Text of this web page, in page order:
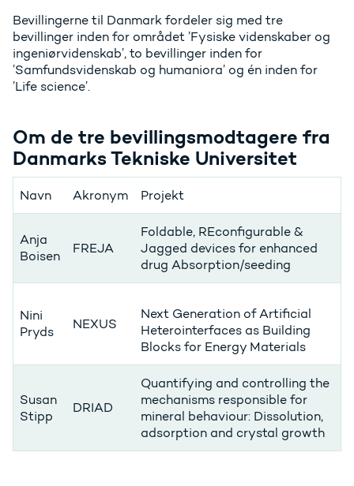
Bevillingerne til Danmark fordeler sig med tre
bevillinger inden for området ’Fysiske videnskaber og
ingeniørvidenskab’, to bevillinger inden for
’Samfundsvidenskab og humaniora’ og én inden for
’Life science’.
Om de tre bevillingsmodtagere fra
Danmarks Tekniske Universitet
Navn Akronym Projekt
Anja
Boisen
FREJA
Foldable, REconfigurable &
Jagged devices for enhanced
drug Absorption/seeding
Nini
Pryds
NEXUS
Next Generation of Artificial
Heterointerfaces as Building
Blocks for Energy Materials
Susan
Stipp
DRIAD
Quantifying and controlling the
mechanisms responsible for
mineral behaviour: Dissolution,
adsorption and crystal growth